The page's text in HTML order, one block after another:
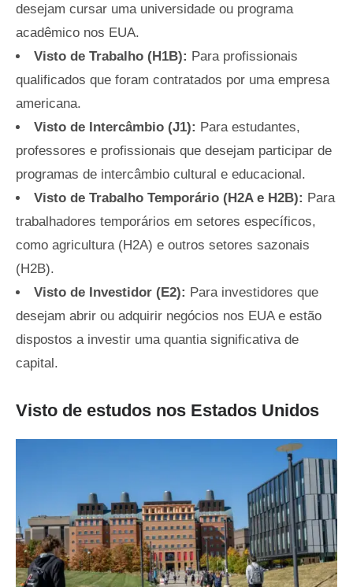
desejam cursar uma universidade ou programa
acadêmico nos EUA.
Visto de Trabalho (H1B): Para profissionais
qualificados que foram contratados por uma empresa
americana.
Visto de Intercâmbio (J1): Para estudantes,
professores e profissionais que desejam participar de
programas de intercâmbio cultural e educacional.
Visto de Trabalho Temporário (H2A e H2B): Para
trabalhadores temporários em setores específicos,
como agricultura (H2A) e outros setores sazonais
(H2B).
Visto de Investidor (E2): Para investidores que
desejam abrir ou adquirir negócios nos EUA e estão
dispostos a investir uma quantia significativa de
capital.
Visto de estudos nos Estados Unidos